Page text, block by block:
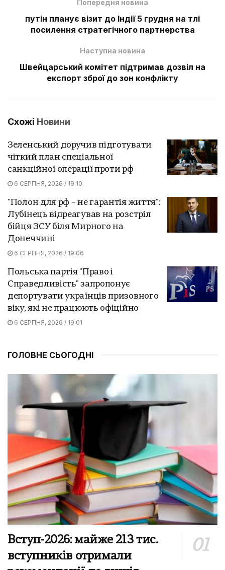
Попередня новина
путін планує візит до Індії 5 грудня на тлі
посилення стратегічного партнерства
Наступна новина
Швейцарський комітет підтримав дозвіл на
експорт зброї до зон конфлікту
Схожі Новини
Зеленський доручив підготувати
чіткий план спеціальної
санкційної операції проти рф
6 СЕРПНЯ, 2026 / 19:10
"Полон для рф – не гарантія життя":
Лубінець відреагував на розстріл
бійця ЗСУ біля Мирного на
Донеччині
6 СЕРПНЯ, 2026 / 19:06
Польська партія "Право і
Справедливість" запропонує
депортувати українців призовного
віку, які не працюють офіційно
6 СЕРПНЯ, 2026 / 19:01
ГОЛОВНЕ СЬОГОДНІ
Вступ-2026: майже 213 тис.
вступників отримали